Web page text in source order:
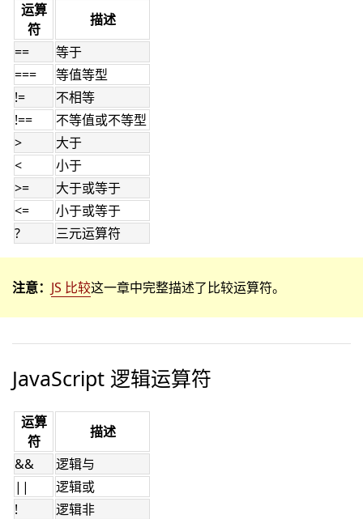
运算
符
描述
==
等于
===
等值等型
!=
不相等
!==
不等值或不等型
>
大于
<
小于
>=
大于或等于
<=
小于或等于
?
三元运算符
注意： JS 比较这一章中完整描述了比较运算符。
JavaScript 逻辑运算符
运算
符
描述
&&
逻辑与
||
逻辑或
!
逻辑非